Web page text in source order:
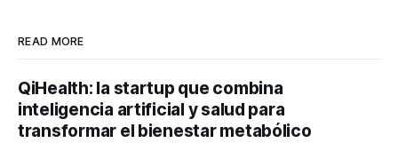
READ MORE
QiHealth: la startup que combina
inteligencia artificial y salud para
transformar el bienestar metabólico